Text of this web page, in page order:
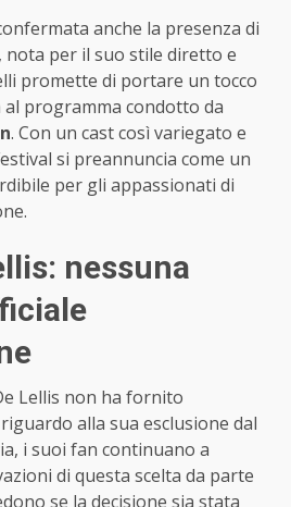
anche la presenza di
, nota per il suo stile diretto e
promette di portare un tocco
al programma condotto da
. Con un cast così variegato e
si preannuncia come un
per gli appassionati di
nessuna
Lellis non ha fornito
alla sua esclusione dal
i suoi fan continuano a
di questa scelta da parte
se la decisione sia stata